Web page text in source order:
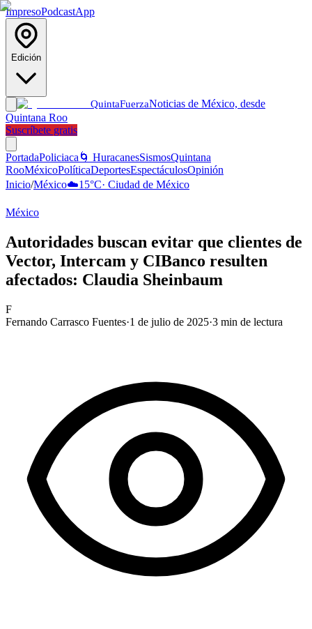
ImpresoPodcastApp
Edición
QuintaFuerzaNoticias de México, desde
Quintana Roo
Suscríbete gratis
PortadaPoliciaca 🌀 HuracanesSismosQuintana
RooMéxicoPolíticaDeportesEspectáculosOpinión
Inicio/México☁️15°C· Ciudad de México
México
Autoridades buscan evitar que clientes de
Vector, Intercam y CIBanco resulten
afectados: Claudia Sheinbaum
F
Fernando Carrasco Fuentes·1 de julio de 2025·3 min de lectura